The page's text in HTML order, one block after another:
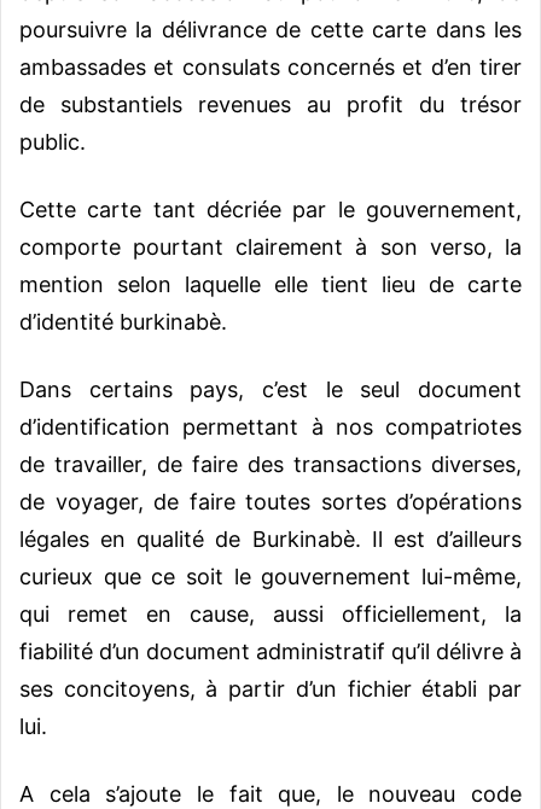
poursuivre la délivrance de cette carte dans les
ambassades et consulats concernés et d’en tirer
de substantiels revenues au profit du trésor
public.
Cette carte tant décriée par le gouvernement,
comporte pourtant clairement à son verso, la
mention selon laquelle elle tient lieu de carte
d’identité burkinabè.
Dans certains pays, c’est le seul document
d’identification permettant à nos compatriotes
de travailler, de faire des transactions diverses,
de voyager, de faire toutes sortes d’opérations
légales en qualité de Burkinabè. Il est d’ailleurs
curieux que ce soit le gouvernement lui-même,
qui remet en cause, aussi officiellement, la
fiabilité d’un document administratif qu’il délivre à
ses concitoyens, à partir d’un fichier établi par
lui.
A cela s’ajoute le fait que, le nouveau code